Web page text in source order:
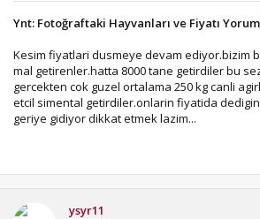
Ynt: Fotoğraftaki Hayvanları ve Fiyatı
Kesim fiyatlari dusmeye devam ediyor.bizim
mal getirenler.hatta 8000 tane getirdiler bu
gercekten cok guzel ortalama 250 kg canli
etcil simental getirdiler.onlarin fiyatida
geriye gidiyor dikkat etmek lazim...
ysyr11